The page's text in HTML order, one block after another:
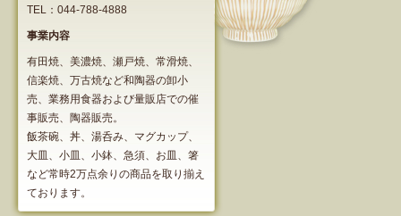
TEL：044-788-4888
事業内容
有田焼、美濃焼、瀬戸焼、常滑焼、
信楽焼、万古焼など和陶器の卸小
売、業務用食器および量販店での催
事販売、陶器販売。
飯茶碗、丼、湯呑み、マグカップ、
大皿、小皿、小鉢、急須、お皿、箸
など常時2万点余りの商品を取り揃え
ております。